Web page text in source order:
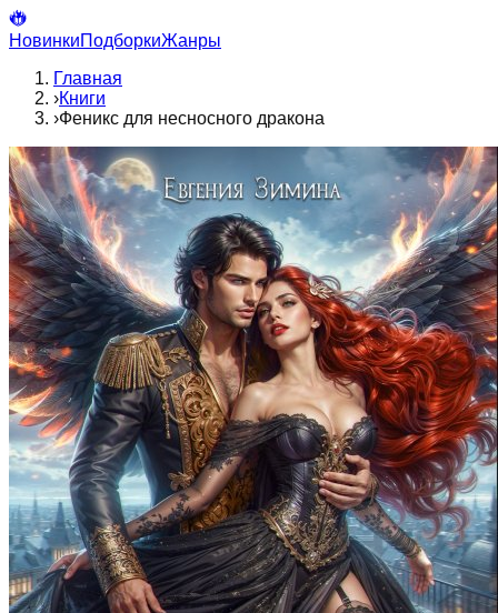
НовинкиПодборкиЖанры
Главная
›Книги
›Феникс для несносного дракона